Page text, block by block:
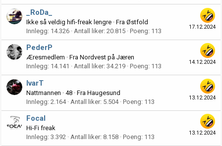
17.12.2024
_RoDa_
Ikke så veldig hifi-freak lengre · Fra Østfold
Innlegg 14.326 Antall liker 20.815 Poeng 113
14.12.2024
PederP
Æresmedlem · Fra Nordvest på Jæren
Innlegg 14.141 Antall liker 34.219 Poeng 113
13.12.2024
IvarT
Nattmannen · 48 · Fra Haugesund
Innlegg 2.164 Antall liker 5.504 Poeng 113
13.12.2024
Focal
Hi-Fi freak
Innlegg 3.392 Antall liker 8.158 Poeng 113